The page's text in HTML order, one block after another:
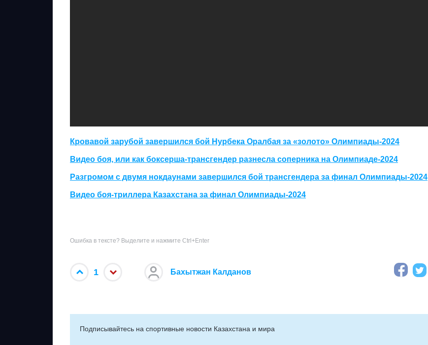
Кровавой зарубой завершился бой Нурбека Оралбая за «золото» Олимпиады-2024
Видео боя, или как боксерша-трансгендер разнесла соперника на Олимпиаде-2024
Разгромом с двумя нокдаунами завершился бой трансгендера за финал Олимпиады-2024
Видео боя-триллера Казахстана за финал Олимпиады-2024
Ошибка в тексте? Выделите и нажмите Ctrl+Enter
1 Бахытжан Калданов
Подписывайтесь на cпортивные новости Казахстана и мира